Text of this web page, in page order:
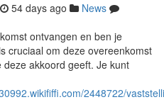
54 days ago
News
ontvangen en ben je
cruciaal om deze overeenkomst
akkoord geeft. Je kunt
2448722/